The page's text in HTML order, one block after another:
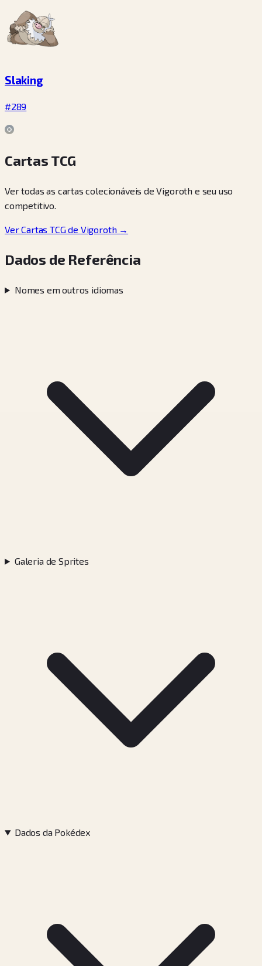
Slaking
#289
Cartas TCG
Ver todas as cartas colecionáveis de Vigoroth e seu uso
competitivo.
Ver Cartas TCG de Vigoroth →
Dados de Referência
Nomes em outros idiomas
Galeria de Sprites
Dados da Pokédex